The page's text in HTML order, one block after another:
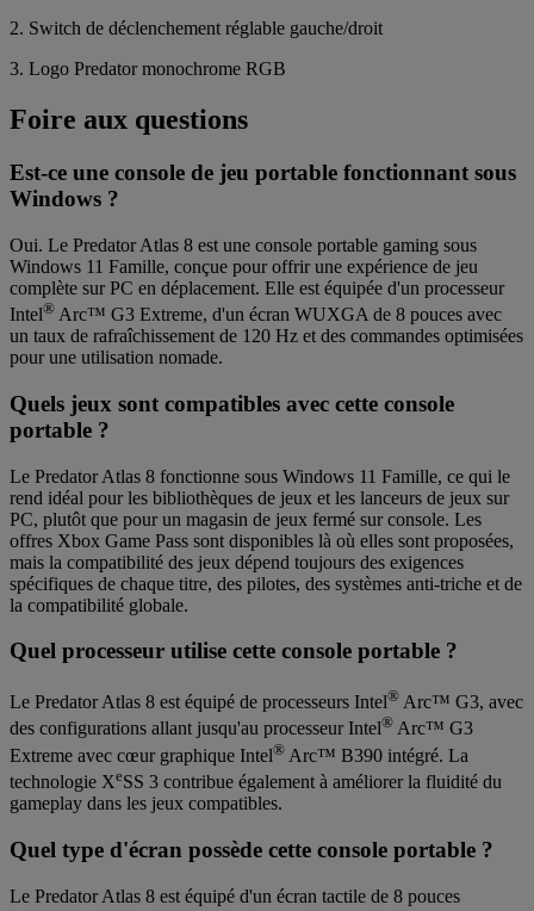
2. Switch de déclenchement réglable gauche/droit
3. Logo Predator monochrome RGB
Foire aux questions
Est-ce une console de jeu portable fonctionnant sous
Windows ?
Oui. Le Predator Atlas 8 est une console portable gaming sous
Windows 11 Famille, conçue pour offrir une expérience de jeu
complète sur PC en déplacement. Elle est équipée d'un processeur
Intel® Arc™ G3 Extreme, d'un écran WUXGA de 8 pouces avec
un taux de rafraîchissement de 120 Hz et des commandes optimisées
pour une utilisation nomade.
Quels jeux sont compatibles avec cette console
portable ?
Le Predator Atlas 8 fonctionne sous Windows 11 Famille, ce qui le
rend idéal pour les bibliothèques de jeux et les lanceurs de jeux sur
PC, plutôt que pour un magasin de jeux fermé sur console. Les
offres Xbox Game Pass sont disponibles là où elles sont proposées,
mais la compatibilité des jeux dépend toujours des exigences
spécifiques de chaque titre, des pilotes, des systèmes anti-triche et de
la compatibilité globale.
Quel processeur utilise cette console portable ?
Le Predator Atlas 8 est équipé de processeurs Intel® Arc™ G3, avec
des configurations allant jusqu'au processeur Intel® Arc™ G3
Extreme avec cœur graphique Intel® Arc™ B390 intégré. La
technologie XeSS 3 contribue également à améliorer la fluidité du
gameplay dans les jeux compatibles.
Quel type d'écran possède cette console portable ?
Le Predator Atlas 8 est équipé d'un écran tactile de 8 pouces